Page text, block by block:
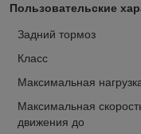
Пользовательские
Задний тормоз
Класс
Максимальная
Максимальная
движения до